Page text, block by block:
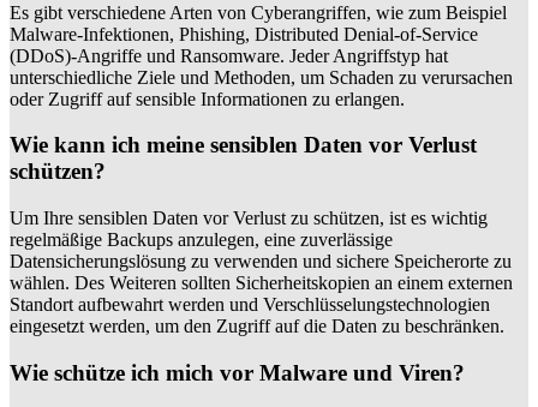
Es gibt verschiedene Arten von Cyberangriffen, wie zum Beispiel
Malware-Infektionen, Phishing, Distributed Denial-of-Service
(DDoS)-Angriffe und Ransomware. Jeder Angriffstyp hat
unterschiedliche Ziele und Methoden, um Schaden zu verursachen
oder Zugriff auf sensible Informationen zu erlangen.
Wie kann ich meine sensiblen Daten vor Verlust
schützen?
Um Ihre sensiblen Daten vor Verlust zu schützen, ist es wichtig
regelmäßige Backups anzulegen, eine zuverlässige
Datensicherungslösung zu verwenden und sichere Speicherorte zu
wählen. Des Weiteren sollten Sicherheitskopien an einem externen
Standort aufbewahrt werden und Verschlüsselungstechnologien
eingesetzt werden, um den Zugriff auf die Daten zu beschränken.
Wie schütze ich mich vor Malware und Viren?